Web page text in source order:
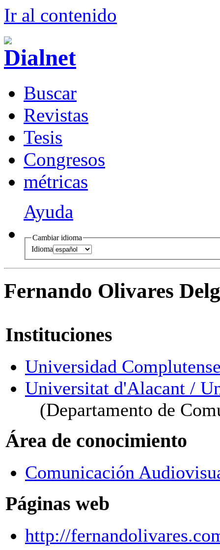
Ir al contenido
Buscar
Revistas
Tesis
Congresos
métricas
Ayuda
Cambiar idioma
Idioma
Fernando Olivares
Instituciones
Universidad
Universitat d'Alacant /
(Departamento de
Área de conocimiento
Comunicación
Páginas web
http://